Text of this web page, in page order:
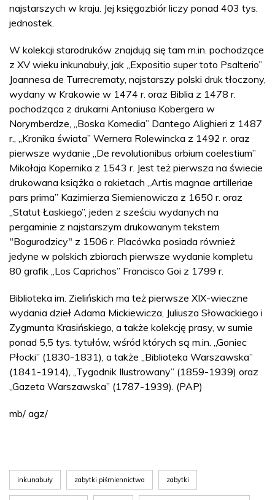
najstarszych w kraju. Jej księgozbiór liczy ponad 403 tys.
jednostek.
W kolekcji starodruków znajdują się tam m.in. pochodzące
z XV wieku inkunabuły, jak „Expositio super toto Psalterio”
Joannesa de Turrecrematy, najstarszy polski druk tłoczony,
wydany w Krakowie w 1474 r. oraz Biblia z 1478 r.
pochodząca z drukarni Antoniusa Kobergera w
Norymberdze, „Boska Komedia” Dantego Alighieri z 1487
r., „Kronika świata” Wernera Rolewincka z 1492 r. oraz
pierwsze wydanie „De revolutionibus orbium coelestium”
Mikołaja Kopernika z 1543 r. Jest też pierwsza na świecie
drukowana książka o rakietach „Artis magnae artilleriae
pars prima” Kazimierza Siemienowicza z 1650 r. oraz
„Statut Łaskiego”, jeden z sześciu wydanych na
pergaminie z najstarszym drukowanym tekstem
"Bogurodzicy" z 1506 r. Placówka posiada również
jedyne w polskich zbiorach pierwsze wydanie kompletu
80 grafik „Los Caprichos” Francisco Goi z 1799 r.
Biblioteka im. Zielińskich ma też pierwsze XIX-wieczne
wydania dzieł Adama Mickiewicza, Juliusza Słowackiego i
Zygmunta Krasińskiego, a także kolekcję prasy, w sumie
ponad 5,5 tys. tytułów, wśród których są m.in. „Goniec
Płocki” (1830-1831), a także „Biblioteka Warszawska”
(1841-1914), „Tygodnik Ilustrowany” (1859-1939) oraz
„Gazeta Warszawska” (1787-1939). (PAP)
mb/ agz/
inkunabuły zabytki piśmiennictwa zabytki